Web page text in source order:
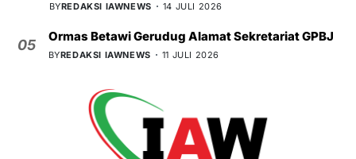
BYREDAKSI IAWNEWS 14 JULI 2026
05
Ormas Betawi Gerudug Alamat Sekretariat GPBJ
BYREDAKSI IAWNEWS 11 JULI 2026